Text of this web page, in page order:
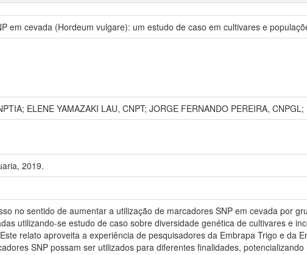
em cevada (Hordeum vulgare): um estudo de caso em cultivares e
ELENE YAMAZAKI LAU, CNPT; JORGE FERNANDO PEREIRA,
2019.
no sentido de aumentar a utilização de marcadores SNP em cevada por
utilizando-se estudo de caso sobre diversidade genética de cultivares e
relato aproveita a experiência de pesquisadores da Embrapa Trigo e da
SNP possam ser utilizados para diferentes finalidades,